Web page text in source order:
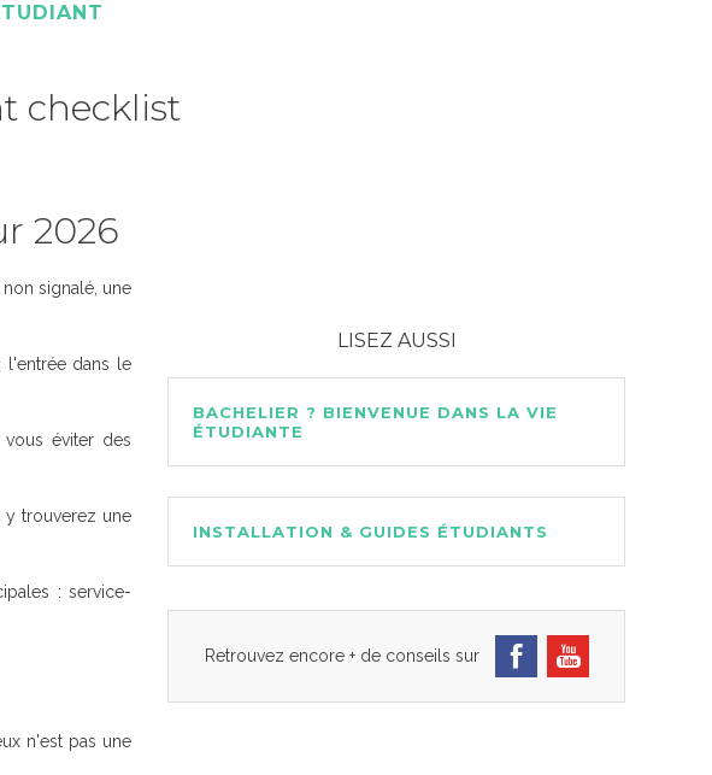
checklist
2026
signalé, une
l'entrée dans le
éviter des
y trouverez une
: service-
n'est pas une
LISEZ AUSSI
BACHELIER ? BIENVENUE DANS LA VIE
ÉTUDIANTE
INSTALLATION & GUIDES ÉTUDIANTS
Retrouvez encore + de conseils sur